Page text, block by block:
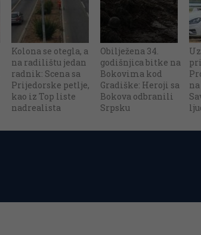
Kolona se otegla, a
na radilištu jedan
radnik: Scena sa
Prijedorske petlje,
kao iz Top liste
nadrealista
Obilježena 34.
godišnjica bitke na
Bokovima kod
Gradiške: Heroji sa
Bokova odbranili
Srpsku